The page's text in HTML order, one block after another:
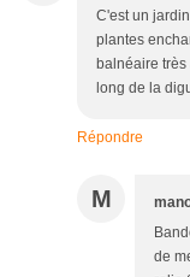
C'est un
plantes
balnéaire
long de la
Répondre
M
de